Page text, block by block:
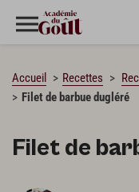
Accueil Recettes
Filet de barbue dugléré
Filet de
CHARGEMENT…